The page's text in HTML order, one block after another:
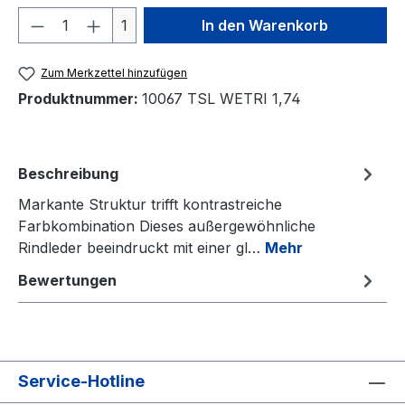
Produkt Anzahl: Gib den
1 In den Warenkorb
Zum Merkzettel hinzufügen
Produktnummer: 10067 TSL WETRI 1,74
Beschreibung
Markante Struktur trifft kontrastreiche
Farbkombination Dieses außergewöhnliche
Rindleder beeindruckt mit einer gl… Mehr
Bewertungen
Service-Hotline